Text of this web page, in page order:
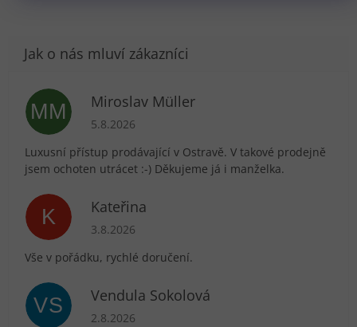
MM Miroslav Müller
Hodnocení obchodu je 5 z 5 hvězdiček.
5.8.2026
Luxusní přístup prodávající v Ostravě. V takové prodejně
jsem ochoten utrácet :-) Děkujeme já i manželka.
K Kateřina
Hodnocení obchodu je 5 z 5 hvězdiček.
3.8.2026
Vše v pořádku, rychlé doručení.
VS Vendula Sokolová
Hodnocení obchodu je 5 z 5 hvězdiček.
2.8.2026